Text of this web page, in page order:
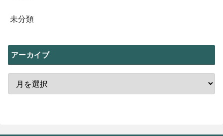
未分類
アーカイブ